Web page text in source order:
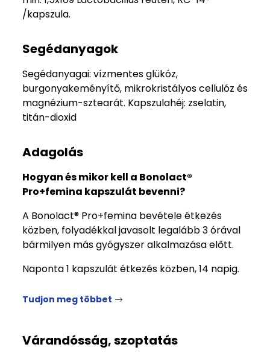
/kapszula.
Segédanyagok
Segédanyagai: vízmentes glükóz,
burgonyakeményítő, mikrokristályos cellulóz és
magnézium-sztearát. Kapszulahéj: zselatin,
titán-dioxid
Adagolás
Hogyan és mikor kell a Bonolact®
Pro+femina kapszulát bevenni?
A Bonolact® Pro+femina bevétele étkezés
közben, folyadékkal javasolt legalább 3 órával
bármilyen más gyógyszer alkalmazása előtt.
Naponta 1 kapszulát étkezés közben, 14 napig.
Tudjon meg többet
Várandósság, szoptatás